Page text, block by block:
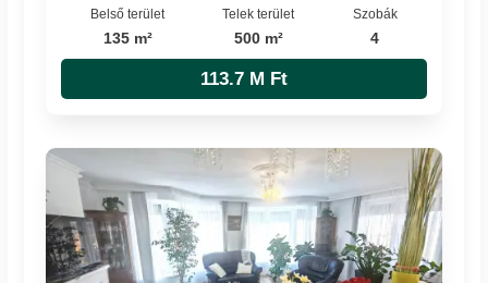
Belső terület
135 m²
Telek terület
500 m²
Szobák
4
113.7 M Ft